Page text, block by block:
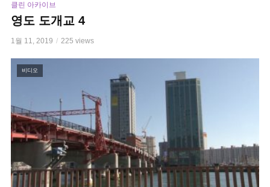
클린 아카이브
영도 도개교 4
1월 11, 2019 225 views
비디오